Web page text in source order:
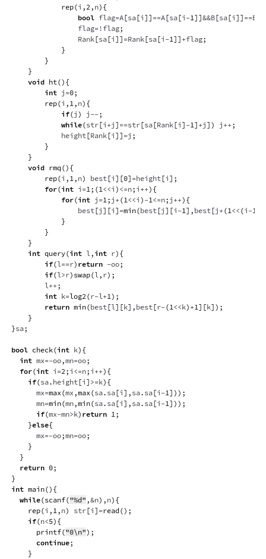
rep(i , 2, n) {
bool flag=A[sa[i ] ] ==A[sa[i -1] ]&&B[sa[i ] ] ==B
                flag
=! flag;
                Rank
[sa[i ] ] =Rank[sa[i -1] ] +flag;
}
}
}
void ht() {
int j =0;
rep(i , 1, n) {
if(j ) j --;
while(str[i +j ] ==str[sa[Rank[i ] -1] +j ] ) j ++;
            height
[Rank[i ] ] =j ;
}
}
void rmq() {
rep(i , 1, n) best[i ] [0] =height[i ] ;
for(int i =1; (1<<i ) <=n; i ++) {
for(int j =1; j +(1<<i ) -1<=n; j ++) {
                best
[j ] [i ] =min(best[j ] [i -1] , best[j +(1<< (i -1
}
}
}
int query(int l, int r) {
if(l==r) return -oo;
if(l>r) swap(l, r) ;
        l
++;
int k=log2(r-l+1) ;
return min(best[l] [k] , best[r-(1<<k) +1] [k] ) ;
}
}sa;
bool check(int k) {
int mx=-oo,mn=oo;
for(int i =2; i <=n; i ++) {
if(sa. height[i ] >=k) {
			mx
=max(mx,max(sa. sa[i ] , sa. sa[i -1] ) ) ;
			mn
=min(mn,min(sa. sa[i ] , sa. sa[i -1] ) ) ;
if(mx-mn>k) return 1;
}else{
			mx
=-oo;mn=oo;
}
}
return 0;
}
int main() {
while(scanf("%d" ,&n) , n) {
rep(i , 1, n) str[i ] =read() ;
if(n<5) {
printf("0\n") ;
continue;
}